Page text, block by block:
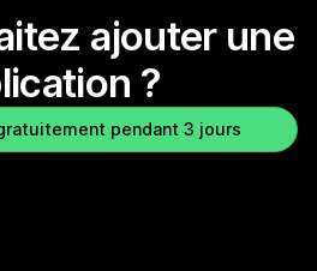
ajouter une
?
pendant 3 jours